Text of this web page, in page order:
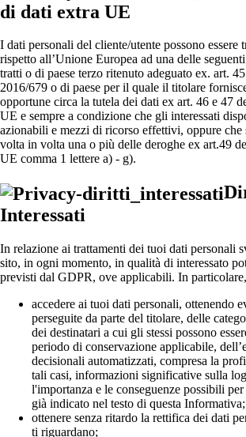
di dati extra UE
I dati personali del cliente/utente possono essere
rispetto all’Unione Europea ad una delle
tratti o di paese terzo ritenuto adeguato ex. art.
2016/679 o di paese per il quale il titolare
opportune circa la tutela dei dati ex art. 46 e 47
UE e sempre a condizione che gli interessati
azionabili e mezzi di ricorso effettivi, oppure
volta in volta una o più delle deroghe ex art.49
UE comma 1 lettere a) - g).
Interessati
In relazione ai trattamenti dei tuoi dati personali
sito, in ogni momento, in qualità di interessato
previsti dal GDPR, ove applicabili. In
accedere ai tuoi dati personali, ottenendo
perseguite da parte del titolare, delle
dei destinatari a cui gli stessi possono
periodo di conservazione applicabile,
decisionali automatizzati, compresa la
tali casi, informazioni significative sulla
l'importanza e le conseguenze possibili
già indicato nel testo di questa Informativa;
ottenere senza ritardo la rettifica dei dati
ti riguardano;